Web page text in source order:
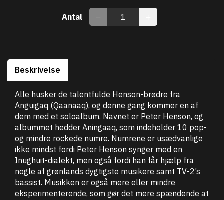
Antal
Beskrivelse
Alle husker de talentfulde Henson-brødre fra
Anguigaq (Qaanaaq), og denne gang kommer en af
dem med et soloalbum. Navnet er Peter Henson, og
albummet hedder Aningaaq, som indeholder 10 pop-
og mindre rockede numre. Numrene er usædvanlige
ikke mindst fordi Peter Henson synger med en
Inughuit-dialekt, men også fordi han får hjælp fra
nogle af grønlands dygtigste musikere samt TV-2’s
bassist. Musikken er også mere eller mindre
eksperimenterende, som gør det mere spændende at